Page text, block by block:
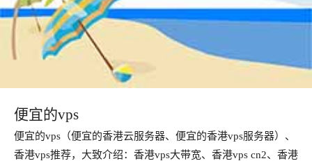
便宜的vps
便宜的vps（便宜的香港云服务器、便宜的香港vps服务器）、
香港vps推荐，大致介绍：香港vps大带宽、香港vps cn2、香港